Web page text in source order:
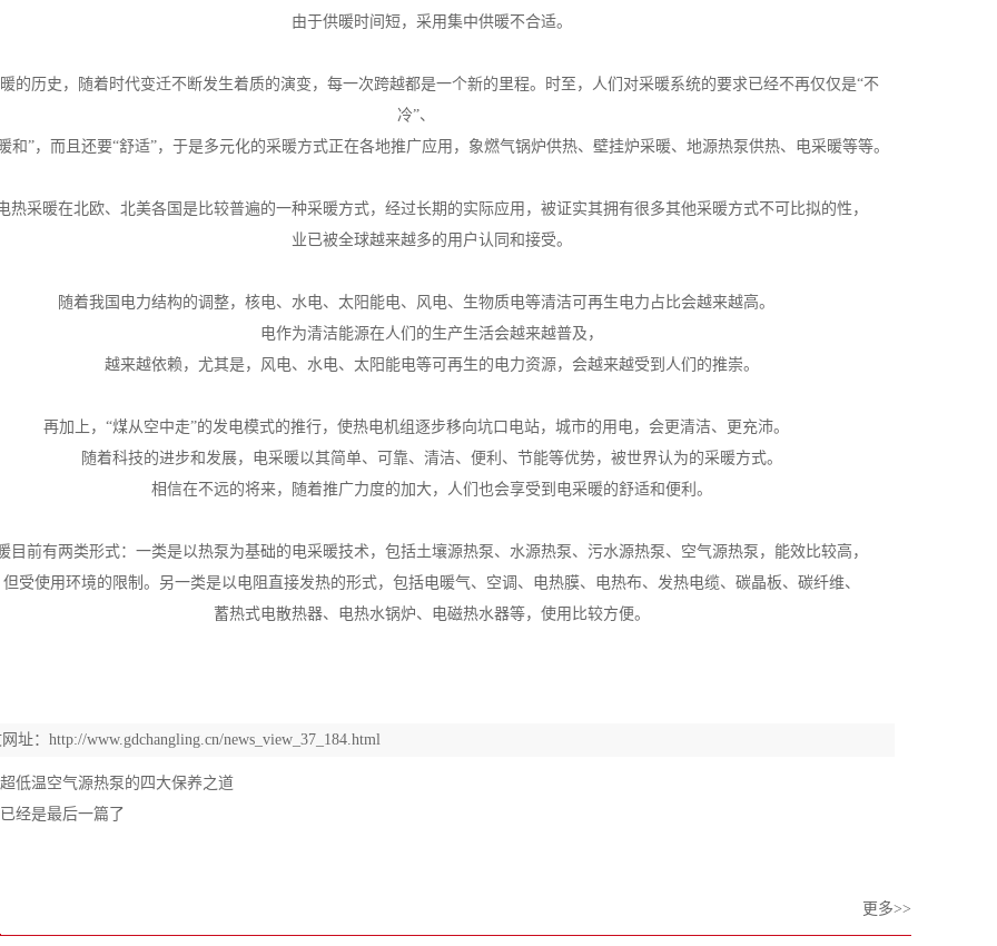
由于供暖时间短，采用集中供暖不合适。
的历史，随着时代变迁不断发生着质的演变，每一次跨越都是一个新的里程。时至，人们对采暖系统的要求已经不再仅仅是“不
冷”、
和”，而且还要“舒适”，于是多元化的采暖方式正在各地推广应用，象燃气锅炉供热、壁挂炉采暖、地源热泵供热、电采暖等等。
热采暖在北欧、北美各国是比较普遍的一种采暖方式，经过长期的实际应用，被证实其拥有很多其他采暖方式不可比拟的性，
业已被全球越来越多的用户认同和接受。
随着我国电力结构的调整，核电、水电、太阳能电、风电、生物质电等清洁可再生电力占比会越来越高。
电作为清洁能源在人们的生产生活会越来越普及，
越来越依赖，尤其是，风电、水电、太阳能电等可再生的电力资源，会越来越受到人们的推崇。
再加上，“煤从空中走”的发电模式的推行，使热电机组逐步移向坑口电站，城市的用电，会更清洁、更充沛。
随着科技的进步和发展， 电采暖以其简单、可靠、清洁、便利、节能等优势，被世界认为的采暖方式。
相信在不远的将来，随着推广力度的加大，人们也会享受到电采暖的舒适和便利。
目前有两类形式：一类是以热泵为基础的电采暖技术，包括土壤源热泵、水源热泵、污水源热泵、空气源热泵，能效比较高，
但受使用环境的限制。 另一类是以电阻直接发热的形式，包括电暖气、空调、电热膜、电热布、发热电缆、碳晶板、碳纤维、
蓄热式电散热器、电热水锅炉、电磁热水器等，使用比较方便。
址： http://www.gdchangling.cn/news_view_37_184.html
超低温空气源热泵的四大保养之道
经是最后一篇了
更多>>